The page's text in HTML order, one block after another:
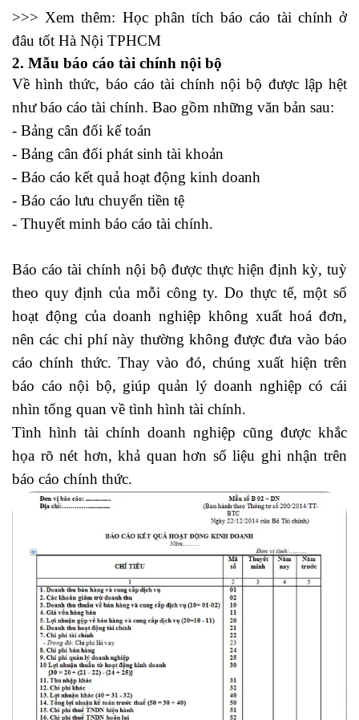
>>> Xem thêm: Học phân tích báo cáo tài chính ở
đâu tốt Hà Nội TPHCM
2. Mẫu báo cáo tài chính nội bộ
Về hình thức, báo cáo tài chính nội bộ được lập hệt
như báo cáo tài chính. Bao gồm những văn bản sau:
- Bảng cân đối kế toán
- Bảng cân đối phát sinh tài khoản
- Báo cáo kết quả hoạt động kinh doanh
- Báo cáo lưu chuyển tiền tệ
- Thuyết minh báo cáo tài chính.
Báo cáo tài chính nội bộ được thực hiện định kỳ, tuỳ
theo quy định của mỗi công ty. Do thực tế, một số
hoạt động của doanh nghiệp không xuất hoá đơn,
nên các chi phí này thường không được đưa vào báo
cáo chính thức. Thay vào đó, chúng xuất hiện trên
báo cáo nội bộ, giúp quản lý doanh nghiệp có cái
nhìn tổng quan về tình hình tài chính.
Tình hình tài chính doanh nghiệp cũng được khắc
họa rõ nét hơn, khả quan hơn số liệu ghi nhận trên
báo cáo chính thức.